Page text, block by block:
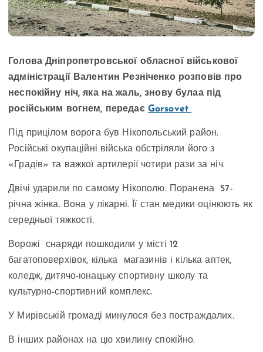
Голова Дніпропетровської обласної військової
адміністрації Валентин Резніченко розповів про
неспокійну ніч, яка на жаль, знову булаа під
російським вогнем, передає Gorsovet
Під прицілом ворога був Нікопольський район.
Російські окупаційні війська обстріляли його з
«Градів» та важкої артилерії чотири рази за ніч.
Двічі ударили по самому Нікополю. Поранена 57-
річна жінка. Вона у лікарні. Її стан медики оцінюють як
середньої тяжкості.
Ворожі снаряди пошкодили у місті 12
багатоповерхівок, кілька магазинів і кілька аптек,
коледж, дитячо-юнацьку спортивну школу та
культурно-спортивний комплекс.
У Мирівській громаді минулося без постраждалих.
В інших районах на цю хвилину спокійно.